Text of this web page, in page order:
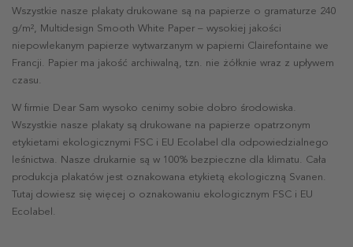
Wszystkie nasze plakaty drukowane są na papierze o gramaturze 240
g/m², Multidesign Smooth White Paper – wysokiej jakości
niepowlekanym papierze wytwarzanym w papierni Clairefontaine we
Francji. Papier ma jakość archiwalną, tzn. nie żółknie wraz z upływem
czasu.
W firmie Dear Sam wysoko cenimy sobie dobro środowiska.
Wszystkie nasze plakaty są drukowane na papierze opatrzonym
etykietami ekologicznymi FSC i EU Ecolabel dla odpowiedzialnego
leśnictwa. Nasze drukarnie są w 100% bezpieczne dla klimatu. Cała
produkcja plakatów jest oznakowana etykietą ekologiczną Svanen.
Tutaj dowiesz się więcej o oznakowaniu ekologicznym FSC i EU
Ecolabel.